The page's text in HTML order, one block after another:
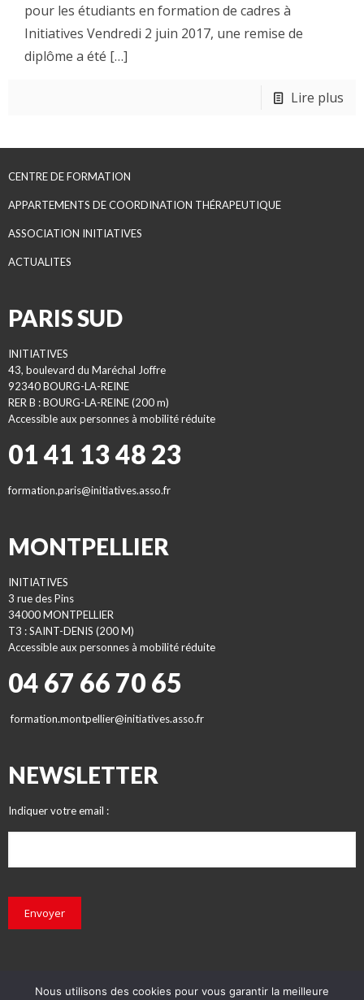
pour les étudiants en formation de cadres à
Initiatives Vendredi 2 juin 2017, une remise de
diplôme a été […]
Lire plus
CENTRE DE FORMATION
APPARTEMENTS DE COORDINATION THÉRAPEUTIQUE
ASSOCIATION INITIATIVES
ACTUALITES
PARIS SUD
INITIATIVES
43, boulevard du Maréchal Joffre
92340 BOURG-LA-REINE
RER B : BOURG-LA-REINE (200 m)
Accessible aux personnes à mobilité réduite
01 41 13 48 23
formation.paris@initiatives.asso.fr
MONTPELLIER
INITIATIVES
3 rue des Pins
34000 MONTPELLIER
T3 : SAINT-DENIS (200 M)
Accessible aux personnes à mobilité réduite
04 67 66 70 65
formation.montpellier@initiatives.asso.fr
NEWSLETTER
Indiquer votre email :
Envoyer
Nous utilisons des cookies pour vous garantir la meilleure